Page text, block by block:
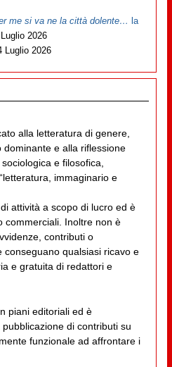
me si va ne la città dolente… la
2026
Luglio 2026
alla letteratura di genere,
e alla riflessione
e filosofica,
immaginario e
attività a scopo di lucro ed è
commerciali. Inoltre non è
contributi o
conseguano qualsiasi ricavo e
e gratuita di redattori e
piani editoriali ed è
di contributi su
funzionale ad affrontare i